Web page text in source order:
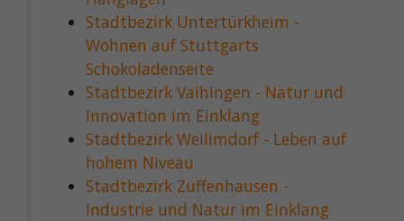
Stadtbezirk Untertürkheim -
Wohnen auf Stuttgarts
Schokoladenseite
Stadtbezirk Vaihingen - Natur und
Innovation im Einklang
Stadtbezirk Weilimdorf - Leben auf
hohem Niveau
Stadtbezirk Zuffenhausen -
Industrie und Natur im Einklang